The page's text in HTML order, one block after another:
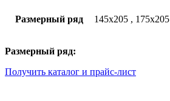
Размерный ряд 145х205 , 175х205
Размерный ряд:
Получить каталог и прайс-лист